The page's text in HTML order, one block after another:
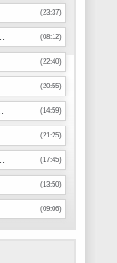
(23:37)
(08:12)
(22:40)
(20:55)
(14:59)
(21:25)
(17:45)
(13:50)
(09:06)